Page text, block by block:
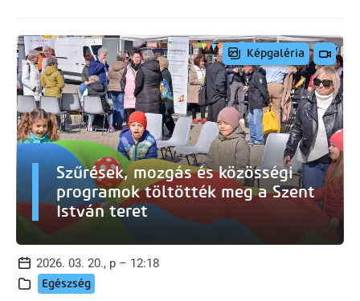
Képgaléria
Szűrések, mozgás és közösségi
programok töltötték meg a Szent
István teret
2026. 03. 20., p – 12:18
Egészség